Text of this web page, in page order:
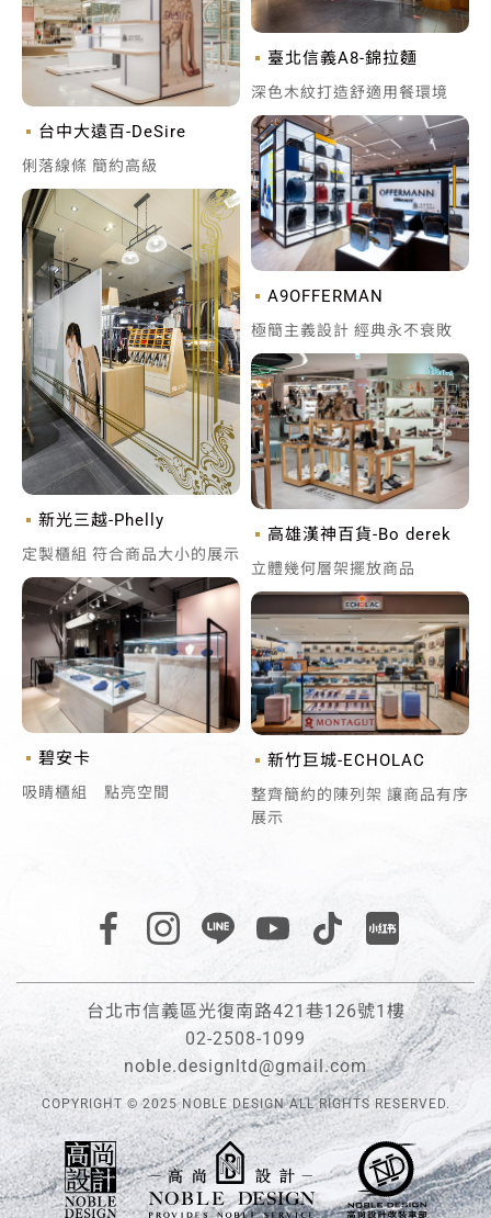
臺北信義A8-錦拉麵
深色木紋打造舒適用餐環境
台中大遠百-DeSire
俐落線條 簡約高級
A9OFFERMAN
極簡主義設計 經典永不衰敗
新光三越-Phelly
定製櫃組 符合商品大小的展示
高雄漢神百貨-Bo derek
立體幾何層架擺放商品
碧安卡
吸睛櫃組 點亮空間
新竹巨城-ECHOLAC
整齊簡約的陳列架 讓商品有序
展示
台北市信義區光復南路421巷126號1樓
02-2508-1099
noble.designltd@gmail.com
COPYRIGHT © 2025 NOBLE DESIGN ALL RIGHTS RESERVED.